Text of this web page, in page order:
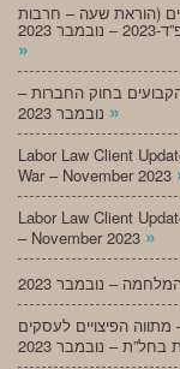
(הוראת שעה – חרבות
»
בחוק החברות –
»
Labor Law Client
War – November 2023
Labor Law Client
– November 2023 »
הפיצויים לעסקים